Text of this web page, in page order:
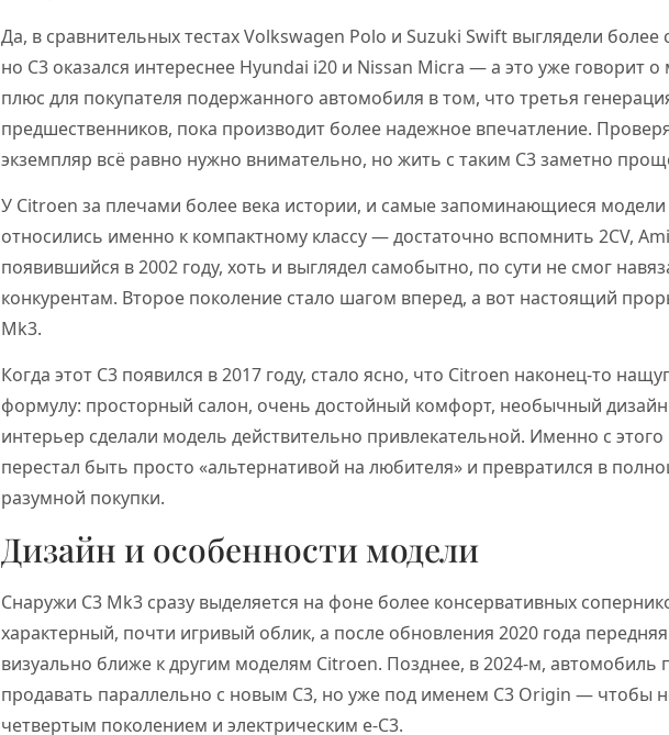
Да, в сравнительных тестах Volkswagen Polo и Suzuki Swift выглядели
но C3 оказался интереснее Hyundai i20 и Nissan Micra — а это уже говорит
плюс для покупателя подержанного автомобиля в том, что третья
предшественников, пока производит более надежное впечатление.
экземпляр всё равно нужно внимательно, но жить с таким C3 заметно
У Citroen за плечами более века истории, и самые запоминающиеся модели
относились именно к компактному классу — достаточно вспомнить 2CV,
появившийся в 2002 году, хоть и выглядел самобытно, по сути не смог
конкурентам. Второе поколение стало шагом вперед, а вот настоящий
Mk3.
Когда этот C3 появился в 2017 году, стало ясно, что Citroen наконец-то
формулу: просторный салон, очень достойный комфорт, необычный
интерьер сделали модель действительно привлекательной. Именно с этого
перестал быть просто «альтернативой на любителя» и превратился в
разумной покупки.
Дизайн и особенности модели
Снаружи C3 Mk3 сразу выделяется на фоне более консервативных
характерный, почти игривый облик, а после обновления 2020 года передняя
визуально ближе к другим моделям Citroen. Позднее, в 2024-м, автомобиль
продавать параллельно с новым C3, но уже под именем C3 Origin — чтобы
четвертым поколением и электрическим e-C3.